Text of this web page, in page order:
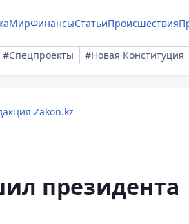
МирФинансыСтатьиПроисшествия
#Спецпроекты #Новая Конституция
Zakon.kz
президента